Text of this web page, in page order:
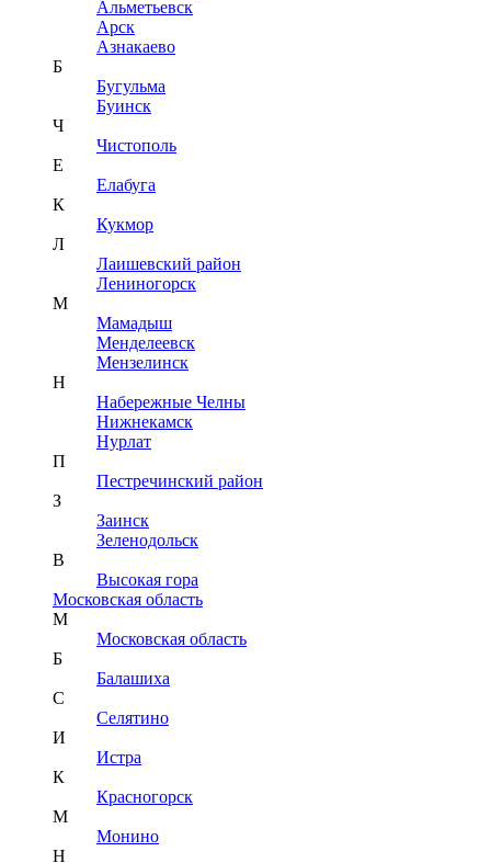
Альметьевск
Арск
Азнакаево
Б
Бугульма
Буинск
Ч
Чистополь
Е
Елабуга
К
Кукмор
Л
Лаишевский район
Лениногорск
М
Мамадыш
Менделеевск
Мензелинск
Н
Набережные Челны
Нижнекамск
Нурлат
П
Пестречинский район
З
Заинск
Зеленодольск
В
Высокая гора
Московская область
М
Московская область
Б
Балашиха
С
Селятино
И
Истра
К
Красногорск
М
Монино
Н